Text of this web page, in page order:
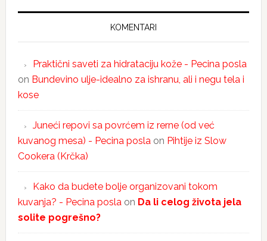
KOMENTARI
Praktični saveti za hidrataciju kože - Pecina posla
on Bundevino ulje-idealno za ishranu, ali i negu tela i
kose
Juneći repovi sa povrćem iz rerne (od već
kuvanog mesa) - Pecina poslaon Pihtije iz Slow
Cookera (Krčka)
Kako da budete bolje organizovani tokom
kuvanja? - Pecina poslaon Da li celog života jela
solite pogrešno?